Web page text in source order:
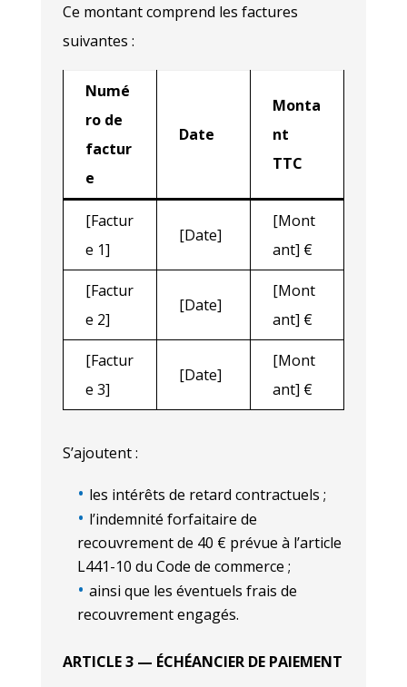
Ce montant comprend les factures
suivantes :
Numé
ro de
factur
e
Date
Monta
nt
TTC
[Factur
e 1]
[Date]
[Mont
ant] €
[Factur
e 2]
[Date]
[Mont
ant] €
[Factur
e 3]
[Date]
[Mont
ant] €
S’ajoutent :
les intérêts de retard contractuels ;
l’indemnité forfaitaire de
recouvrement de 40 € prévue à l’article
L441-10 du Code de commerce ;
ainsi que les éventuels frais de
recouvrement engagés.
ARTICLE 3 — ÉCHÉANCIER DE PAIEMENT